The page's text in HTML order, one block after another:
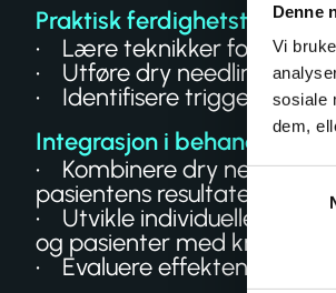
Denne
Vi
sosiale
dem,
Praktisk ferdighetstrening:
• Lære teknikker for korrekt
• Utføre dry needling på
• Identifisere
Integrasjon i
• Kombinere dry needling
pasientens resultater.
• Utvikle individuelle
og pasienter med kroniske
• Evaluere effekten av dry